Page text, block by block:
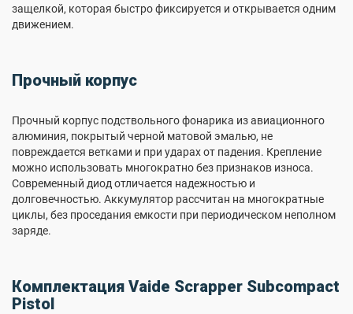
защелкой, которая быстро фиксируется и открывается одним
движением.
Прочный корпус
Прочный корпус подствольного фонарика из авиационного
алюминия, покрытый черной матовой эмалью, не
повреждается ветками и при ударах от падения. Крепление
можно использовать многократно без признаков износа.
Современный диод отличается надежностью и
долговечностью. Аккумулятор рассчитан на многократные
циклы, без проседания емкости при периодическом неполном
заряде.
Комплектация Vaide Scrapper Subcompact
Pistol